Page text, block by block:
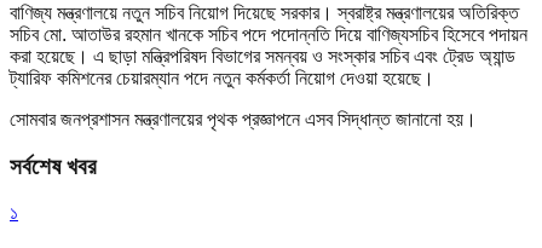
বাণিজ্য মন্ত্রণালয়ে নতুন সচিব নিয়োগ দিয়েছে সরকার। স্বরাষ্ট্র মন্ত্রণালয়ের অতিরিক্ত
সচিব মো. আতাউর রহমান খানকে সচিব পদে পদোন্নতি দিয়ে বাণিজ্যসচিব হিসেবে পদায়ন
করা হয়েছে। এ ছাড়া মন্ত্রিপরিষদ বিভাগের সমন্বয় ও সংস্কার সচিব এবং ট্রেড অ্যান্ড
ট্যারিফ কমিশনের চেয়ারম্যান পদে নতুন কর্মকর্তা নিয়োগ দেওয়া হয়েছে।
সোমবার জনপ্রশাসন মন্ত্রণালয়ের পৃথক প্রজ্ঞাপনে এসব সিদ্ধান্ত জানানো হয়।
সর্বশেষ খবর
১